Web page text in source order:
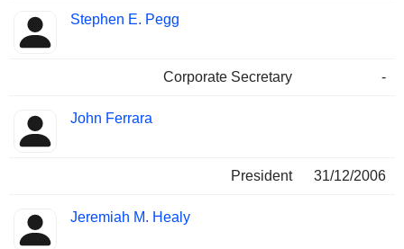
Stephen E. Pegg
Corporate Secretary -
John Ferrara
President 31/12/2006
Jeremiah M. Healy